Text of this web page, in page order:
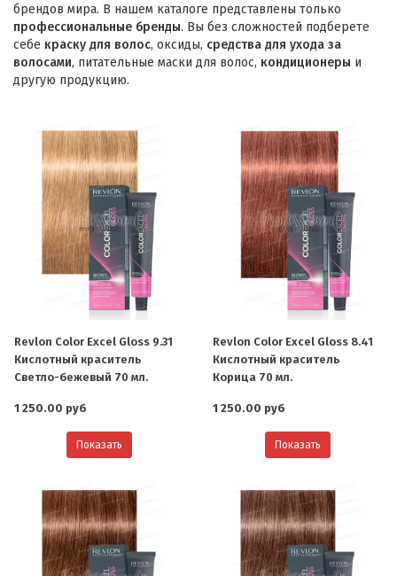
брендов мира. В нашем каталоге представлены только
профессиональные бренды. Вы без сложностей подберете
себе краску для волос, оксиды, средства для ухода за
волосами, питательные маски для волос, кондиционеры и
другую продукцию.
Revlon Color Excel Gloss 9.31
Кислотный краситель
Светло-бежевый 70 мл.
1 250.00 руб
Показать
Revlon Color Excel Gloss 8.41
Кислотный краситель
Корица 70 мл.
1 250.00 руб
Показать